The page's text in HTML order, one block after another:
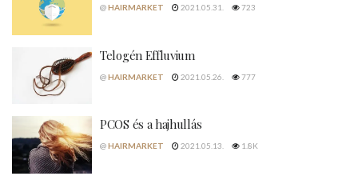
@HAIRMARKET 2021.05.31. 723
Telogén Effluvium
@HAIRMARKET 2021.05.26. 777
PCOS és a hajhullás
@HAIRMARKET 2021.05.13. 1.8K